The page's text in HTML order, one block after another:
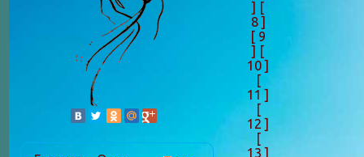
] [
8 ]
[ 9
] [
10 ]
[
11 ]
[
12 ]
[
13 ]